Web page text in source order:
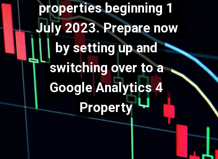
properties beginning 1
July 2023. Prepare now
by setting up and
switching over to a
Google Analytics 4
Property
properties beginning 1
July 2023. Prepare now
by setting up and
switching over to a
Google Analytics 4
Property